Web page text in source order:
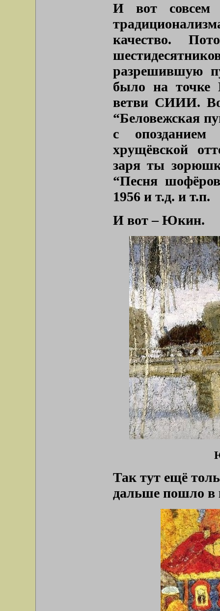
И вот совсем
качество.
разрешившую
было на точке
ветви СИИИ.
“Беловежская
с
хрущёвской
заря ты
“Песня
1956 и т.д. и т.п.
И вот – Юкин.
Так тут ещё
дальше пошло в